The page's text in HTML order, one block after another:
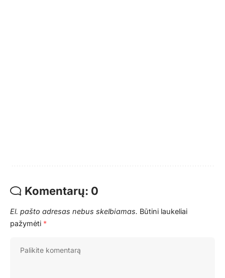
Komentarų: 0
El. pašto adresas nebus skelbiamas. Būtini laukeliai
pažymėti *